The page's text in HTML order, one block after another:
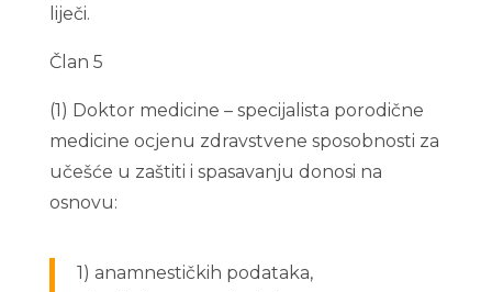
liječi.
Član 5
(1) Doktor medicine – specijalista porodične
medicine ocjenu zdravstvene sposobnosti za
učešće u zaštiti i spasavanju donosi na
osnovu:
1) anamnestičkih podataka,